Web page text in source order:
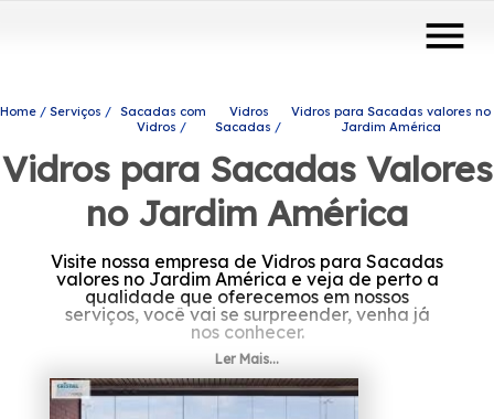
menu
Home Serviços
Sacadas com
Vidros
Vidros
Sacadas
Vidros para Sacadas valores no
Jardim América
Vidros para Sacadas Valores
no Jardim América
Visite nossa empresa de Vidros para Sacadas
valores no Jardim América e veja de perto a
qualidade que oferecemos em nossos
serviços, você vai se surpreender, venha já
nos conhecer.
Precisa de Vidros para Sacadas valores no
Jardim América? Você pode contar com a
Protavi Vidros para solicitar produtos e
Ler Mais...